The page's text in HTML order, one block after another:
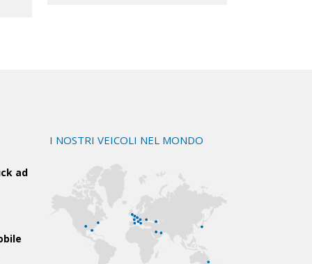
ad
I NOSTRI VEICOLI NEL MONDO